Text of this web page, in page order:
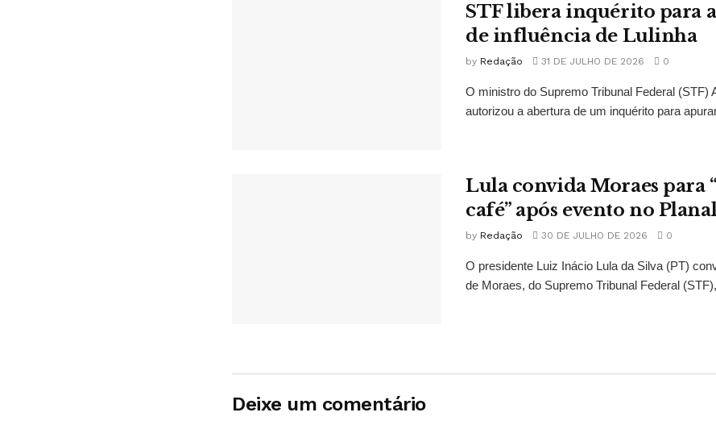
STF libera inquérito para
de influência de Lulinha
by Redação 31 DE JULHO DE 2026 0
O ministro do Supremo Tribunal Federal (STF)
autorizou a abertura de um inquérito para
Lula convida Moraes para
café” após evento no
by Redação 30 DE JULHO DE 2026 0
O presidente Luiz Inácio Lula da Silva (PT)
de Moraes, do Supremo Tribunal Federal
Deixe um comentário